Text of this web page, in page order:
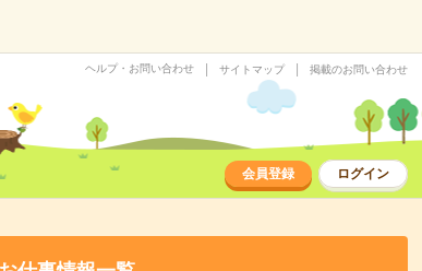
ヘルプ・お問い合わせ サイトマップ 掲載のお問い合わせ
会員登録 ログイン